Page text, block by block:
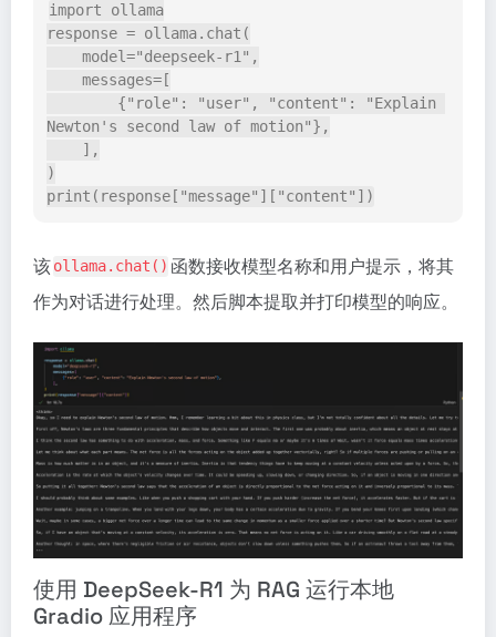
import ollama
response = ollama.chat(
    model="deepseek-r1",
    messages=[
Newton's second law of motion"},
    ],
)
print(response["message"]["content"])
该ollama.chat() 函数接收模型名称和用户提示，将其
作为对话进行处理。然后脚本提取并打印模型的响应。
使用 DeepSeek-R1 为 RAG 运行本地
Gradio 应用程序